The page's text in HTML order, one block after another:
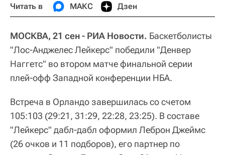
Читать в МАКС Дзен
МОСКВА, 21 сен - РИА Новости. Баскетболисты
"Лос-Анджелес Лейкерс" победили "Денвер
Наггетс" во втором матче финальной серии
плей-офф Западной конференции НБА.
Встреча в Орландо завершилась со счетом
105:103 (29:21, 31:29, 22:28, 23:25). В составе
"Лейкерс" дабл-дабл оформил Леброн Джеймс
(26 очков и 11 подборов), его партнер по